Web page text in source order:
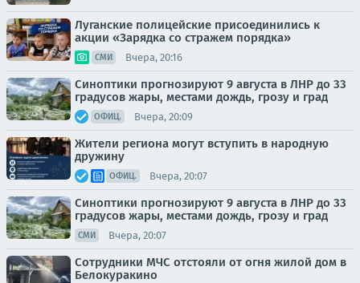
Луганские полицейские присоединились к
акции «Зарядка со стражем порядка»
СМИ Вчера, 20:16
Синоптики прогнозируют 9 августа в ЛНР до 33
градусов жары, местами дождь, грозу и град
ОФИЦ. Вчера, 20:09
Жители региона могут вступить в народную
дружину
ОФИЦ. Вчера, 20:07
Синоптики прогнозируют 9 августа в ЛНР до 33
градусов жары, местами дождь, грозу и град
СМИ Вчера, 20:07
Сотрудники МЧС отстояли от огня жилой дом в
Белокуракино